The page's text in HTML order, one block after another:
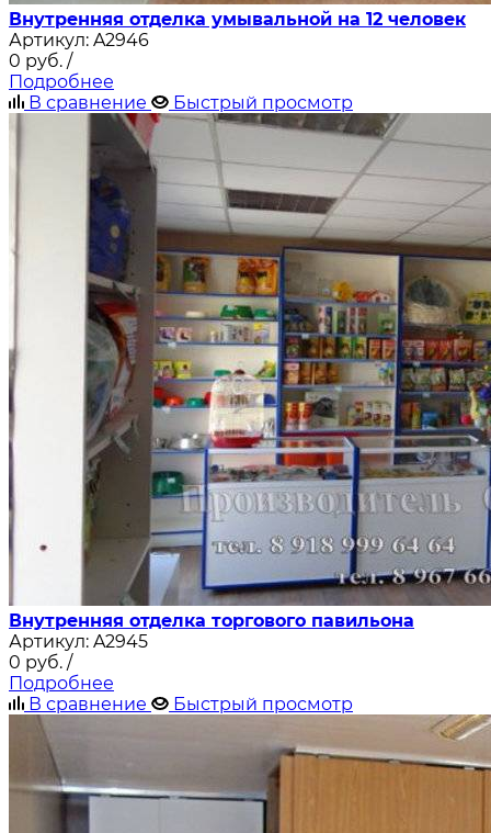
Внутренняя отделка умывальной на 12 человек
Артикул: A2946
0 руб. /
Подробнее
В сравнение
Быстрый просмотр
Внутренняя отделка торгового павильона
Артикул: A2945
0 руб. /
Подробнее
В сравнение
Быстрый просмотр